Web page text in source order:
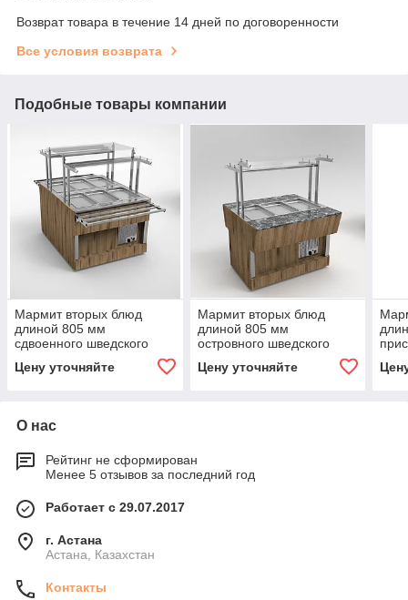
Возврат товара в течение 14 дней по договоренности
Все условия возврата
Подобные товары компании
Мармит вторых блюд
длиной 805 мм
сдвоенного шведского
стола Челябторгтехника
RМ41А2
Цену уточняйте
Мармит вторых блюд
длиной 805 мм
островного шведского
стола Челябторгтехника
RM41S
Цену уточняйте
О нас
Рейтинг не сформирован
Менее 5 отзывов за последний год
Работает с 29.07.2017
г. Астана
Астана, Казахстан
Контакты